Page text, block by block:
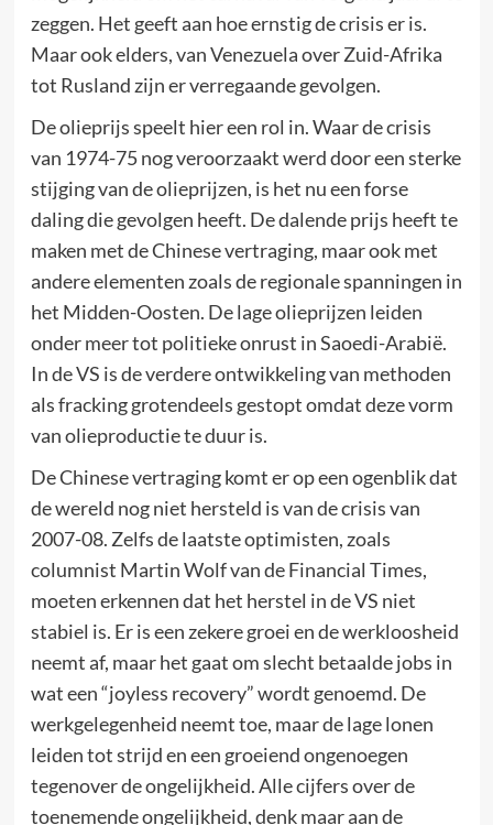
zeggen. Het geeft aan hoe ernstig de crisis er is.
Maar ook elders, van Venezuela over Zuid-Afrika
tot Rusland zijn er verregaande gevolgen.
De olieprijs speelt hier een rol in. Waar de crisis
van 1974-75 nog veroorzaakt werd door een sterke
stijging van de olieprijzen, is het nu een forse
daling die gevolgen heeft. De dalende prijs heeft te
maken met de Chinese vertraging, maar ook met
andere elementen zoals de regionale spanningen in
het Midden-Oosten. De lage olieprijzen leiden
onder meer tot politieke onrust in Saoedi-Arabië.
In de VS is de verdere ontwikkeling van methoden
als fracking grotendeels gestopt omdat deze vorm
van olieproductie te duur is.
De Chinese vertraging komt er op een ogenblik dat
de wereld nog niet hersteld is van de crisis van
2007-08. Zelfs de laatste optimisten, zoals
columnist Martin Wolf van de Financial Times,
moeten erkennen dat het herstel in de VS niet
stabiel is. Er is een zekere groei en de werkloosheid
neemt af, maar het gaat om slecht betaalde jobs in
wat een “joyless recovery” wordt genoemd. De
werkgelegenheid neemt toe, maar de lage lonen
leiden tot strijd en een groeiend ongenoegen
tegenover de ongelijkheid. Alle cijfers over de
toenemende ongelijkheid, denk maar aan de